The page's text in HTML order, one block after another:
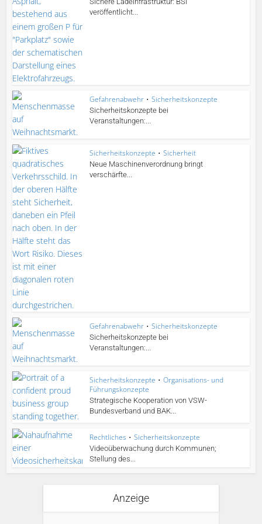
veröffentlicht...
Gefahrenabwehr • Sicherheitskonzepte
Sicherheitskonzepte bei
Veranstaltungen:...
Sicherheitskonzepte • Sicherheit
Neue Maschinenverordnung bringt
verschärfte...
Gefahrenabwehr • Sicherheitskonzepte
Sicherheitskonzepte bei
Veranstaltungen:...
Sicherheitskonzepte • Organisations- und
Führungskonzepte
Strategische Kooperation von VSW-
Bundesverband und BAK...
Rechtliches • Sicherheitskonzepte
Videoüberwachung durch Kommunen;
Stellung des...
Anzeige